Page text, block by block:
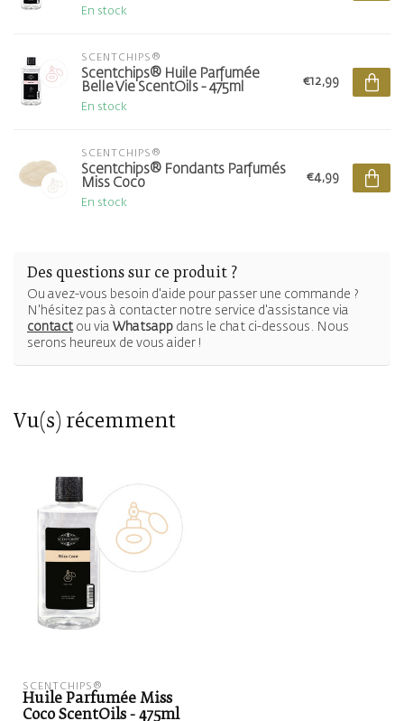
En stock
SCENTCHIPS®
Scentchips® Huile Parfumée
Belle Vie ScentOils - 475ml
En stock
€12,99
SCENTCHIPS®
Scentchips® Fondants Parfumés
Miss Coco
En stock
€4,99
Des questions sur ce produit ?
Ou avez-vous besoin d'aide pour passer une commande ?
N'hésitez pas à contacter notre service d'assistance via
contactou via Whatsapp dans le chat ci-dessous. Nous
serons heureux de vous aider !
Vu(s) récemment
SCENTCHIPS®
Huile Parfumée Miss
Coco ScentOils - 475ml